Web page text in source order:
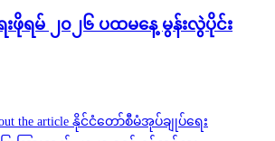
းဖိုရမ် ၂၀၂၆ ပထမနေ့ မွန်းလွဲပိုင်း